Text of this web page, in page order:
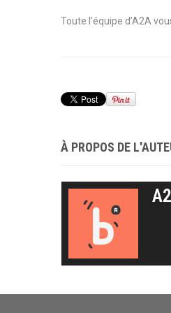
Toute l’équipe d’A2A
À PROPOS DE